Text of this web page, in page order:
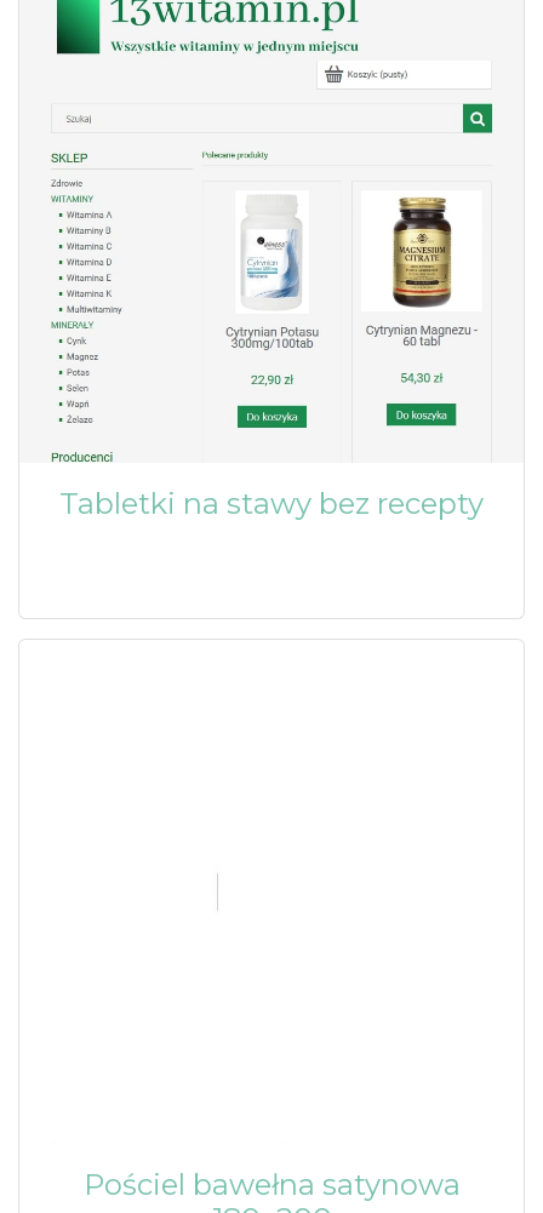
Tabletki na stawy bez recepty
Pościel bawełna satynowa